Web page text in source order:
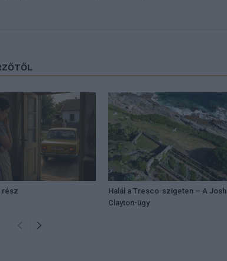
rész
Halál a Tresco-szigeten – A Josh
Clayton-ügy